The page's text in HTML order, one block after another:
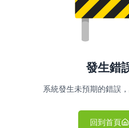
發生錯
系統發生未預期的錯誤，
回到首頁